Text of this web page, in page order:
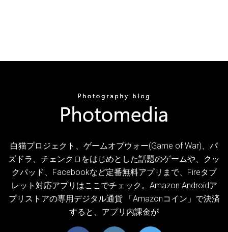
白猫プロジェクト、ゲームオブウォー(Game of War)、パ
ズドラ、チェンクロをはじめとした話題のゲームや、クッ
クパッド、Facebookなど定番無料アプリまで、Fireタブ
レット対応アプリはここでチェック。Amazon Androidア
プリストアの専用デジタル通貨 「Amazonコイン」で決済
すると、アプリ内課金が